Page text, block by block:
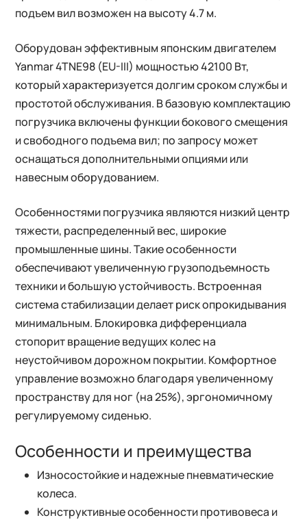
подъем вил возможен на высоту 4.7 м.
Оборудован эффективным японским двигателем
Yanmar 4TNE98 (EU-III) мощностью 42100 Вт,
который характеризуется долгим сроком службы и
простотой обслуживания. В базовую комплектацию
погрузчика включены функции бокового смещения
и свободного подъема вил; по запросу может
оснащаться дополнительными опциями или
навесным оборудованием.
Особенностями погрузчика являются низкий центр
тяжести, распределенный вес, широкие
промышленные шины. Такие особенности
обеспечивают увеличенную грузоподъемность
техники и большую устойчивость. Встроенная
система стабилизации делает риск опрокидывания
минимальным. Блокировка дифференциала
стопорит вращение ведущих колес на
неустойчивом дорожном покрытии. Комфортное
управление возможно благодаря увеличенному
пространству для ног (на 25%), эргономичному
регулируемому сиденью.
Особенности и преимущества
Износостойкие и надежные пневматические
колеса.
Конструктивные особенности противовеса и